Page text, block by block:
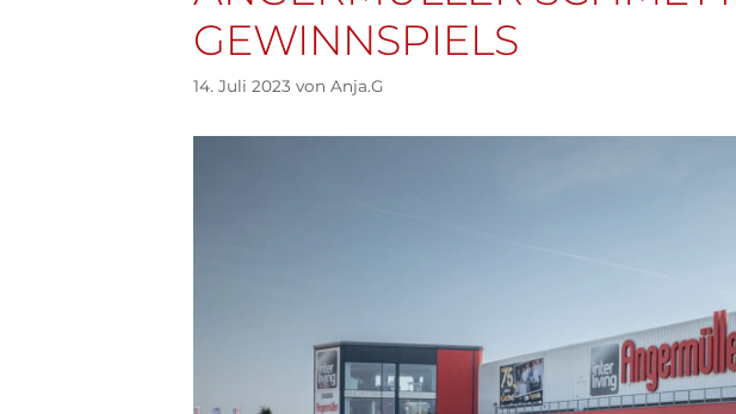
GEWINNSPIELS
14. Juli 2023 von Anja.G